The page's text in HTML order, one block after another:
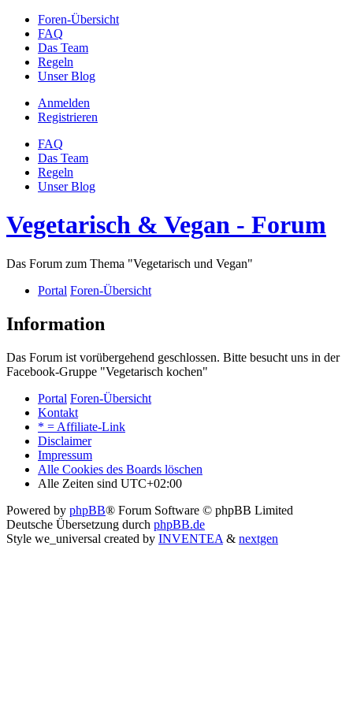
Foren-Übersicht
FAQ
Das Team
Regeln
Unser Blog
Anmelden
Registrieren
FAQ
Das Team
Regeln
Unser Blog
Vegetarisch & Vegan - Forum
Das Forum zum Thema "Vegetarisch und Vegan"
Portal Foren-Übersicht
Information
Das Forum ist vorübergehend geschlossen. Bitte besucht uns in der
Facebook-Gruppe "Vegetarisch kochen"
Portal Foren-Übersicht
Kontakt
* = Affiliate-Link
Disclaimer
Impressum
Alle Cookies des Boards löschen
Alle Zeiten sind UTC+02:00
Powered by phpBB® Forum Software © phpBB Limited
Deutsche Übersetzung durch phpBB.de
Style we_universal created by INVENTEA & nextgen